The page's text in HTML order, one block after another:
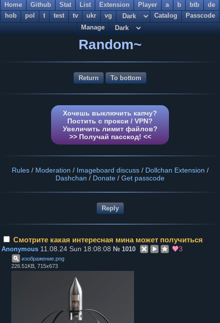
Home Github Stat List Extension Player a b btb
de
hob
pol t test tv ukr vg Catalog
Passcode
Manage
Random~
Return To bottom
Хочешь выключить капчу?
Постить с прокси / VPN?
Увеличить лимит файлов?
>> Получай пасскод! <<
Rules/ Moderation / Imageboard discuss/ Dollchan Extension /
Dashchan / Donate / Get passcode
Смотрите какая интересная мина может получиться
Anonymous 11.08.24 Sun 18:08:08 № 1010 3
изображение png
226.51KB, 715x673